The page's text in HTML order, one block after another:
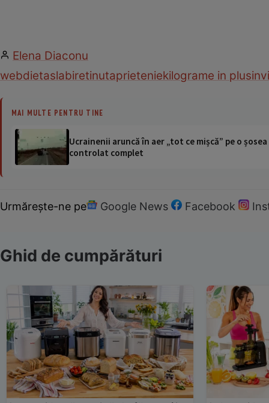
Elena Diaconu
webdietaslabiretinutaprieteniekilograme in plus
MAI MULTE PENTRU TINE
Ucrainenii aruncă în aer „tot ce mișcă” pe o
controlat complet
Urmărește-ne pe Google News Facebook
Ghid de cumpărături